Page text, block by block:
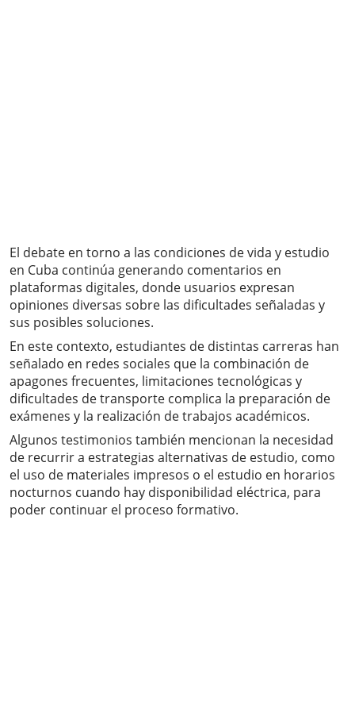
El debate en torno a las condiciones de vida y estudio
en Cuba continúa generando comentarios en
plataformas digitales, donde usuarios expresan
opiniones diversas sobre las dificultades señaladas y
sus posibles soluciones.
En este contexto, estudiantes de distintas carreras han
señalado en redes sociales que la combinación de
apagones frecuentes, limitaciones tecnológicas y
dificultades de transporte complica la preparación de
exámenes y la realización de trabajos académicos.
Algunos testimonios también mencionan la necesidad
de recurrir a estrategias alternativas de estudio, como
el uso de materiales impresos o el estudio en horarios
nocturnos cuando hay disponibilidad eléctrica, para
poder continuar el proceso formativo.